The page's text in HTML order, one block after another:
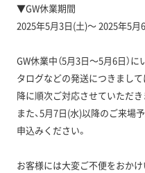
▼GW休業期間
2025年5月3日(土)～ 2025年5月
GW休業中（5月3日～5月6日）
タログなどの発送につきまし
降に順次ご対応させていただき
また、5月7日(水)以降のご来場
申込みください。
お客様には大変ご不便をおか